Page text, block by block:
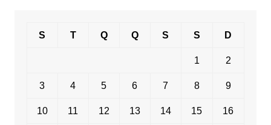
S T Q Q S S D
1 2
3 4 5 6 7 8 9
10 11 12 13 14 15 16